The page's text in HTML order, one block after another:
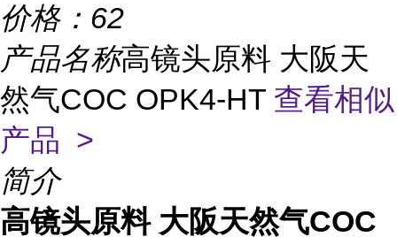
价格： 62
产品名称高镜头原料 大阪天
然气COC OPK4-HT 查看相似
产品 >
简介
高镜头原料 大阪天然气COC